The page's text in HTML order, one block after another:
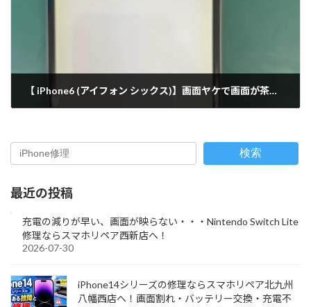
【 iPhone6 (アイフォン シックス)】画面ヤケで画面が茶色に！？/画面交換/出張修理 (西新店)
検索
最近の投稿
充電の減りが早い、画面が映らない・・・Nintendo Switch Lite
修理ならスマホリペア西新店へ！
2026-07-30
iPhone14シリーズの修理ならスマホリペア北九州
八幡西店へ！画面割れ・バッテリー交換・充電不